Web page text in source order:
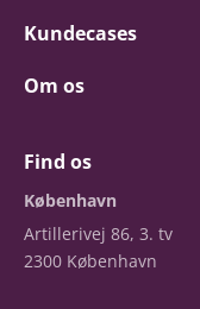
Kundecases
Om os
Find os
København
Artillerivej 86, 3. tv
2300 København